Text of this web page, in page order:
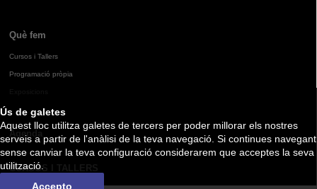
Ús de galetes
Aquest lloc utilitza galetes de tercers per poder millorar els nostres
serveis a partir de l'anàlisi de la teva navegació. Si continues navegant
sense canviar la teva configuració considerarem que acceptes la seva
utilització.
Accepto
Què fem
Cursos i Tallers
Programació pròpia
Agenda
CURSOS I TALLERS